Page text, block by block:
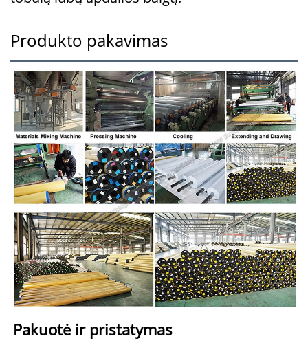
Produkto pakavimas
Pakuotė ir pristatymas